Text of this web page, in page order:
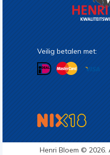
Veilig betalen met:
Henri Bloem © 2026.